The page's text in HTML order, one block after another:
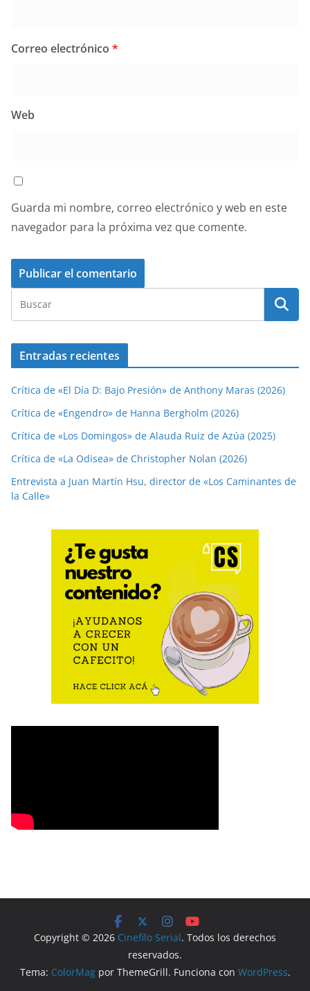
Correo electrónico *
Web
Guarda mi nombre, correo electrónico y web en este
navegador para la próxima vez que comente.
Entradas recientes
Crítica de «El Día D: Bajo Presión» de Anthony Maras (2026)
Crítica de «Engendro» de Hanna Bergholm (2026)
Crítica de «Los Domingos» de Alauda Ruiz de Azúa (2025)
Crítica de «La Odisea» de Christopher Nolan (2026)
Entrevista a Juan Martín Hsu, director de «Los Caminantes de
la Calle»
Copyright © 2026 Cinefilo Serial. Todos los derechos
reservados.
Tema: ColorMagpor ThemeGrill. Funciona con WordPress.